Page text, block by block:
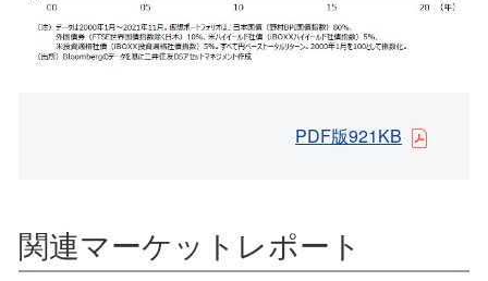
PDF版921KB
関連マーケットレポート